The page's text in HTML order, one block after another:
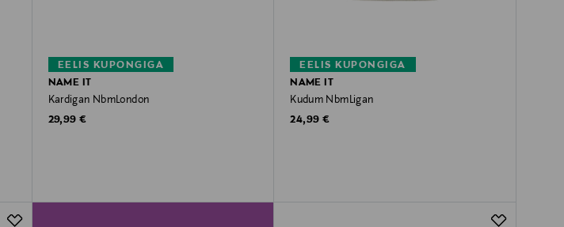
EELIS KUPONGIGA
NAME IT
Kardigan NbmLondon
Original Price
29,99 €
EELIS KUPONGIGA
NAME IT
Kudum NbmLigan
Original Price
24,99 €